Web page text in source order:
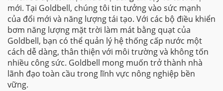
mới. Tại Goldbell, chúng tôi tin tưởng vào sức mạnh
của đổi mới và năng lượng tái tạo. Với các bộ điều khiển
bơm năng lượng mặt trời làm mát bằng quạt của
Goldbell, bạn có thể quản lý hệ thống cấp nước một
cách dễ dàng, thân thiện với môi trường và không tốn
nhiều công sức. Goldbell mong muốn trở thành nhà
lãnh đạo toàn cầu trong lĩnh vực nông nghiệp bền
vững.